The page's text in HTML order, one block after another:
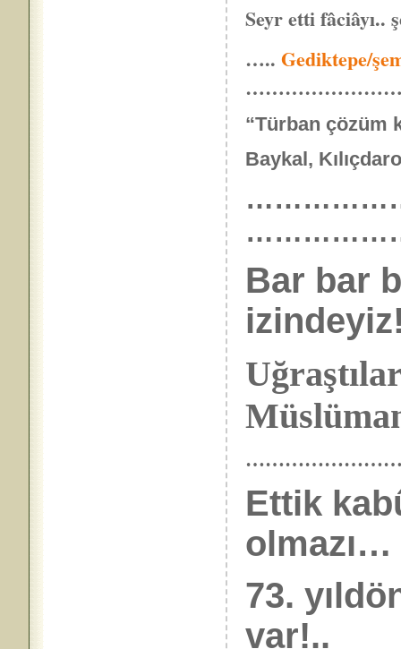
Seyr etti fâciâyı..
…..Gediktepe/
“Türban çözüm
Baykal,
Bar bar
Ettik
olmazı…
73.
var!..